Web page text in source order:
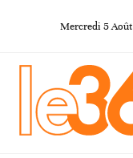
Mercredi 5Août